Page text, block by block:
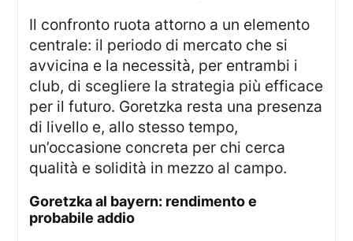
Il confronto ruota attorno a un elemento
centrale: il periodo di mercato che si
avvicina e la necessità, per entrambi i
club, di scegliere la strategia più efficace
per il futuro. Goretzka resta una presenza
di livello e, allo stesso tempo,
un’occasione concreta per chi cerca
qualità e solidità in mezzo al campo.
goretzka al bayern: rendimento e
probabile addio